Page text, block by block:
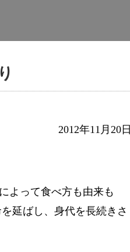
2012年11月20日
よって食べ方も由来も
延ばし、身代を長続きさ